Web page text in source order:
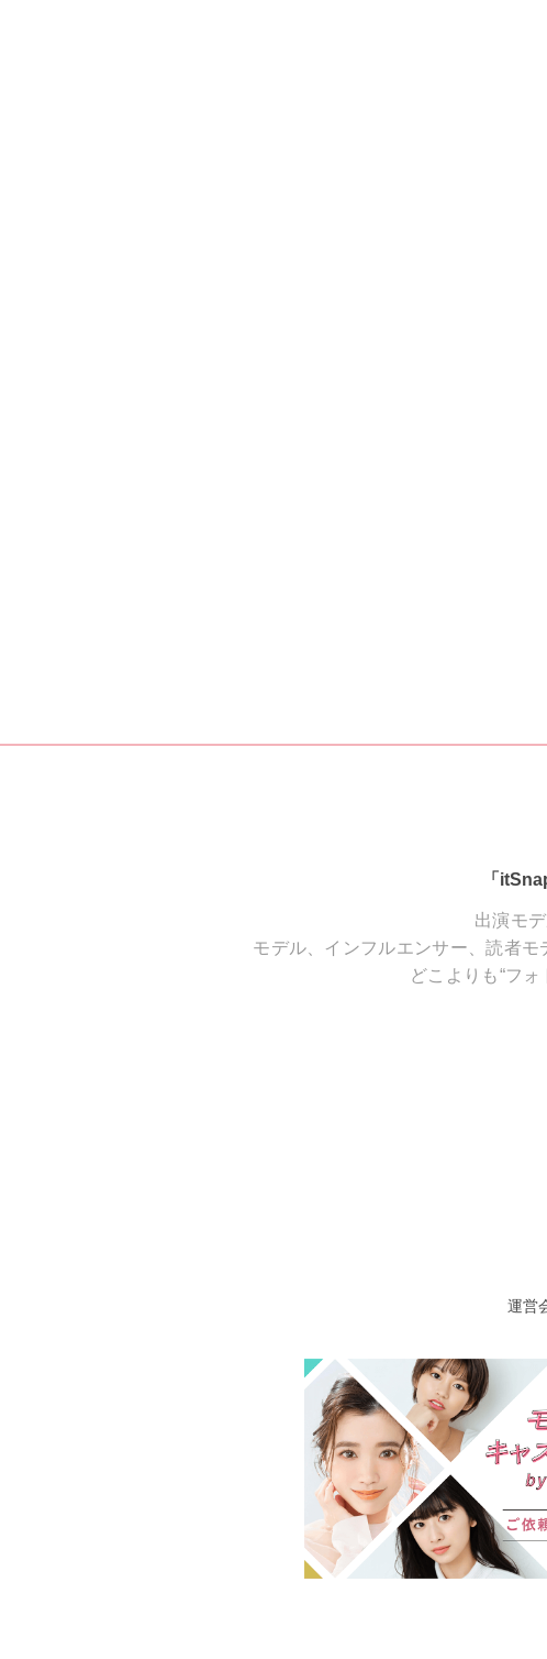
「
出演モ
モデル、インフルエンサー、読者
どこよりも“フ
運営